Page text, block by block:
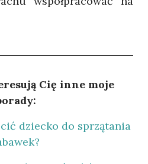
Cię inne moje
dziecko do sprzątania